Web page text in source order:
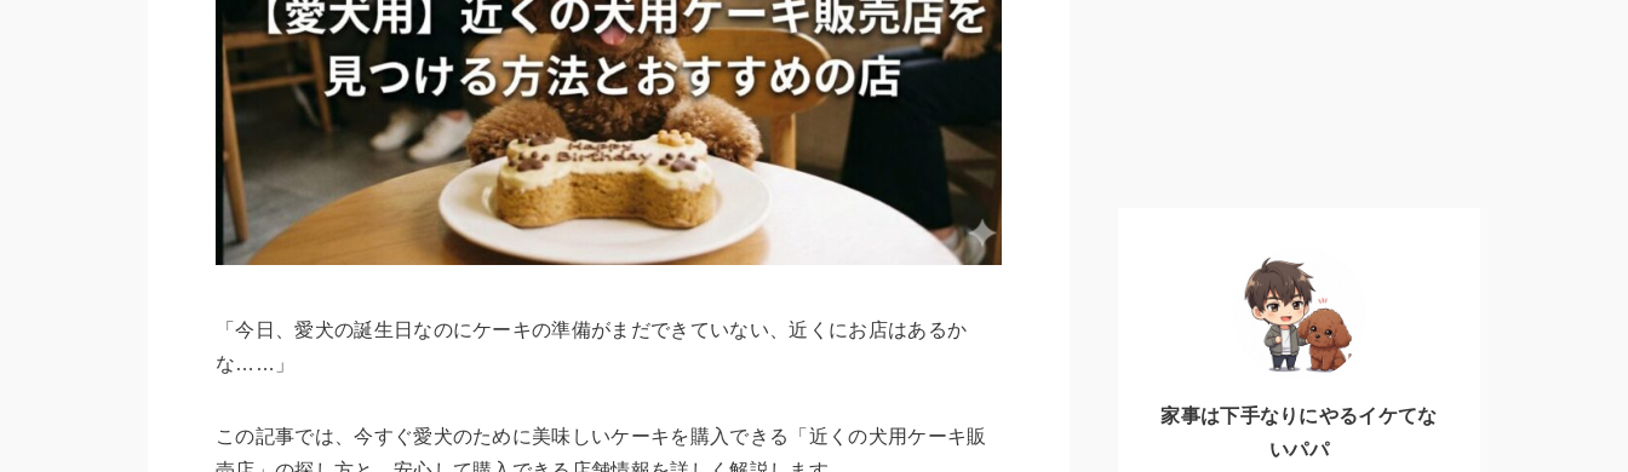
「今日、愛犬の誕生日なのにケーキの準備がまだできていない、近くにお店はあるか
な……」
この記事では、今すぐ愛犬のために美味しいケーキを購入できる「近くの犬用ケーキ販
家事は下手なりにやるイケてな
いパパ